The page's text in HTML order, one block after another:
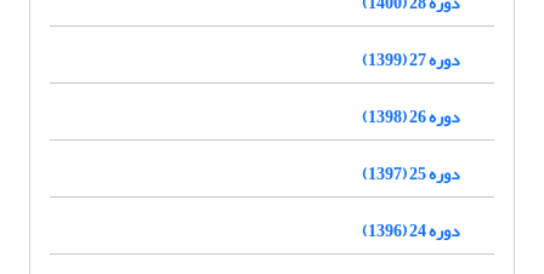
دوره 27 (1399)
دوره 26 (1398)
دوره 25 (1397)
دوره 24 (1396)